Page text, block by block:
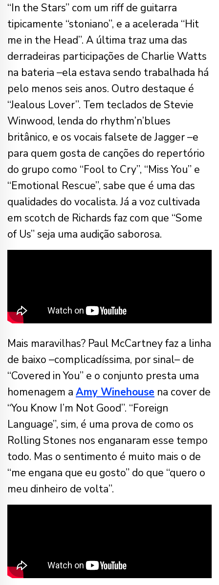
“In the Stars” com um riff de guitarra
tipicamente “stoniano”, e a acelerada “Hit
me in the Head”. A última traz uma das
derradeiras participações de Charlie Watts
na bateria –ela estava sendo trabalhada há
pelo menos seis anos. Outro destaque é
“Jealous Lover”. Tem teclados de Stevie
Winwood, lenda do rhythm’n’blues
britânico, e os vocais falsete de Jagger –e
para quem gosta de canções do repertório
do grupo como “Fool to Cry”, “Miss You” e
“Emotional Rescue”, sabe que é uma das
qualidades do vocalista. Já a voz cultivada
em scotch de Richards faz com que “Some
of Us” seja uma audição saborosa.
Mais maravilhas? Paul McCartney faz a linha
de baixo –complicadíssima, por sinal– de
“Covered in You” e o conjunto presta uma
homenagem a Amy Winehouse na cover de
“You Know I’m Not Good”. “Foreign
Language”, sim, é uma prova de como os
Rolling Stones nos enganaram esse tempo
todo. Mas o sentimento é muito mais o de
“me engana que eu gosto” do que “quero o
meu dinheiro de volta”.